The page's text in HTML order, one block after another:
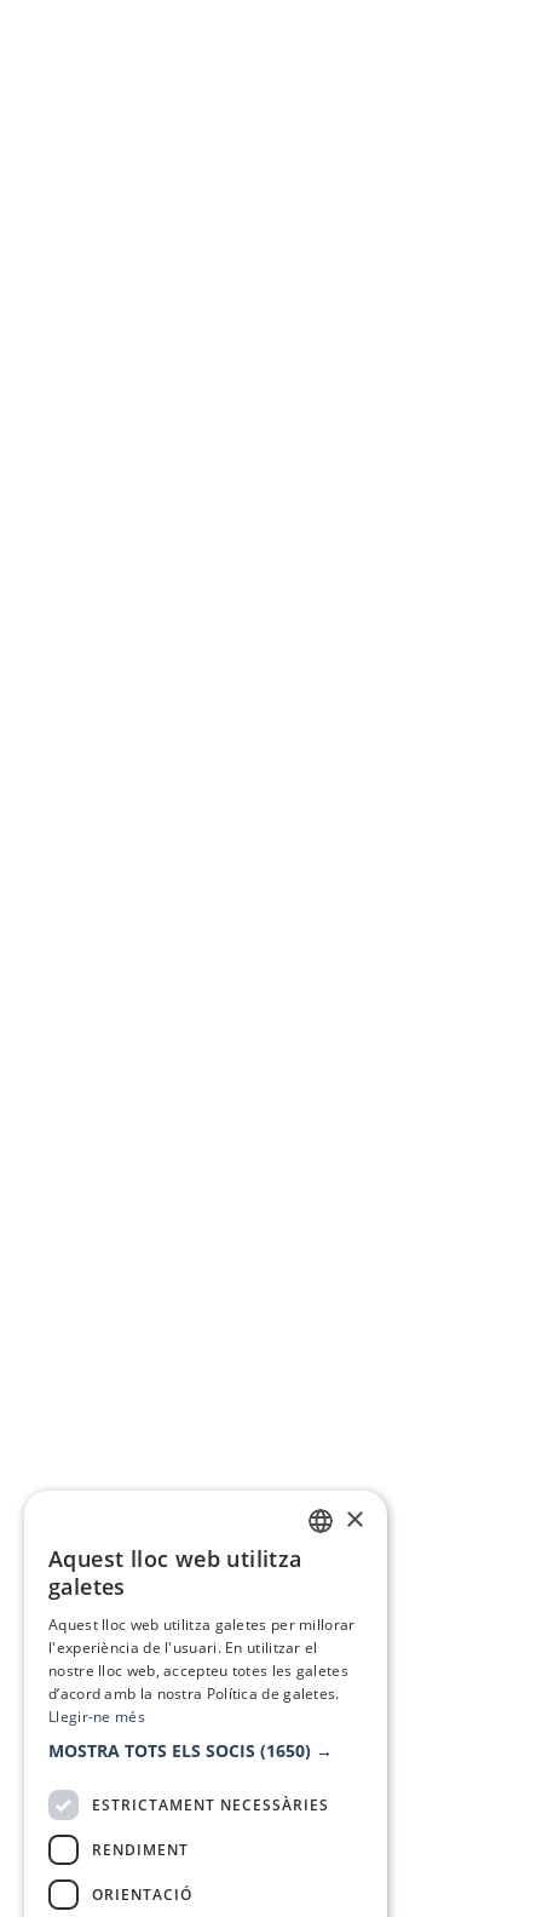
×
Aquest lloc web utilitza
galetes
Aquest lloc web utilitza galetes per millorar
l'experiència de l'usuari. En utilitzar el
nostre lloc web, accepteu totes les galetes
d’acord amb la nostra Política de galetes.
Llegir-ne més
MOSTRA TOTS ELS SOCIS (1650) →
ESTRICTAMENT NECESSÀRIES
RENDIMENT
ORIENTACIÓ